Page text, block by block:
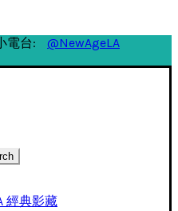
電台:
@NewAgeLA
經典影藏